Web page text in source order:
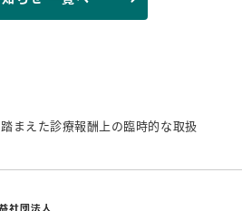
まえた診療報酬上の臨時的な取扱